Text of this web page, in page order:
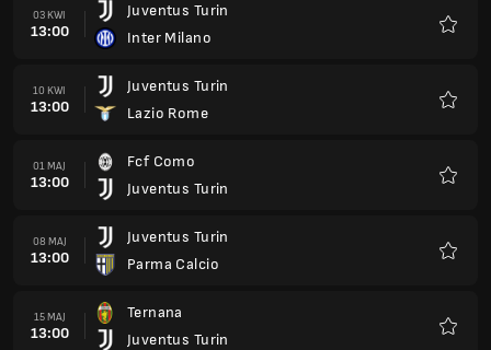
03 KWI
13:00
Juventus Turin
Inter Milano
10 KWI
13:00
Juventus Turin
Lazio Rome
01 MAJ
13:00
Fcf Como
Juventus Turin
08 MAJ
13:00
Juventus Turin
Parma Calcio
15 MAJ
13:00
Ternana
Juventus Turin